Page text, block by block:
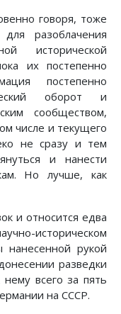
говоря, тоже
разоблачения
исторической
их постепенно
постепенно
оборот и
сообществом,
числе и текущего
не сразу и тем
и нанести
Но лучше, как
и относится едва
историческом
нанесенной рукой
разведки
всего за пять
на СССР.